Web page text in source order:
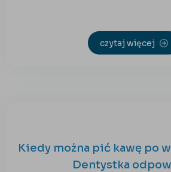
czytaj więcej
Kiedy można pić kawę po
Dentystka